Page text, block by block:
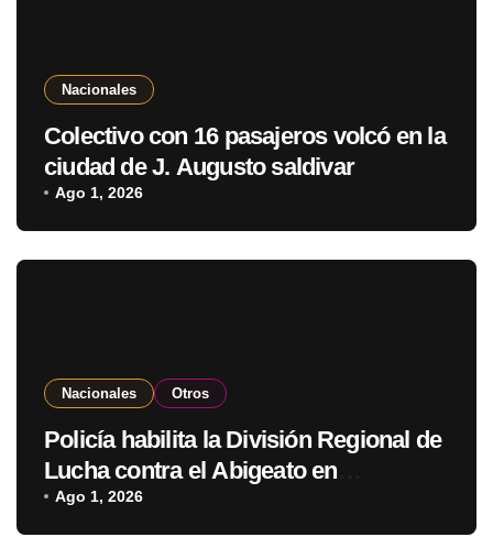
Nacionales
Colectivo con 16 pasajeros volcó en la
ciudad de J. Augusto saldivar
Ago 1, 2026
Nacionales Otros
Policía habilita la División Regional de
Lucha contra el Abigeato en
Amambay
Ago 1, 2026